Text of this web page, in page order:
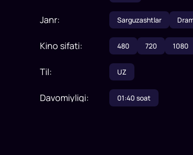
Janr: Sarguzashtlar
Kino sifati: 480 720 1080
Til: UZ
Davomiyligi: 01:40 soat